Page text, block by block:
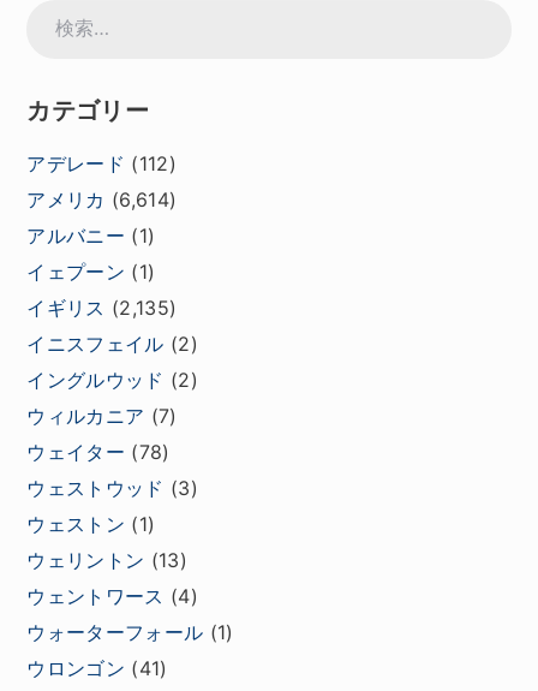
カテゴリー
アデレード (112)
アメリカ (6,614)
アルバニー (1)
イェプーン (1)
イギリス (2,135)
イニスフェイル (2)
イングルウッド (2)
ウィルカニア (7)
ウェイター (78)
ウェストウッド (3)
ウェストン (1)
ウェリントン (13)
ウェントワース (4)
ウォーターフォール (1)
ウロンゴン (41)